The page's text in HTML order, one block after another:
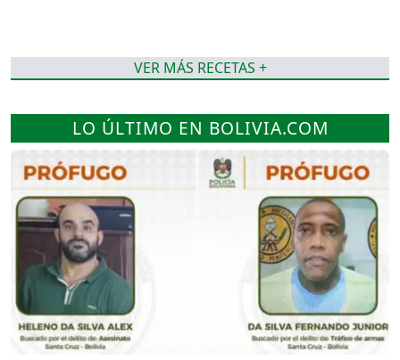
VER MÁS RECETAS +
LO ÚLTIMO EN BOLIVIA.COM